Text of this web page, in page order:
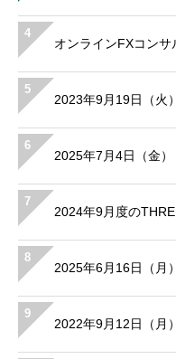
4
オンラインFXコン
5
2023年9月19日（火
6
2025年7月4日（金）
7
2024年9月度の
8
2025年6月16日（月
9
2022年9月12日（月